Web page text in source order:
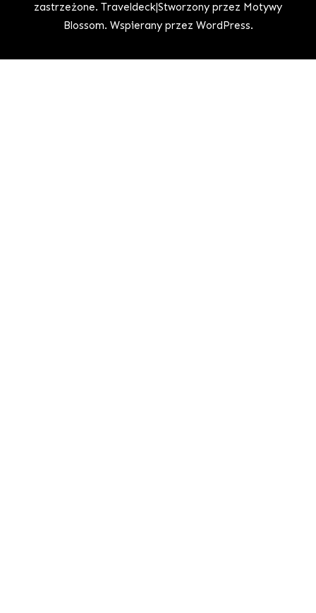
zastrzeżone. Traveldeck|Stworzony przez Motywy
Blossom. Wspierany przez WordPress.